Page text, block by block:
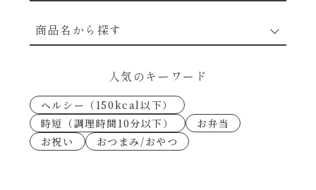
穀物類のレシピ
なんでも南蛮
考えるな、二代目で炒めろ！～○○の炒め物
商品名から探す
あえるハコネーゼトマトバジル
あえるハコネーゼ高菜
人気のキーワード
ヘルシー（150kcal以下）
時短（調理時間10分以下）
お弁当
お祝い
おつまみ/おやつ